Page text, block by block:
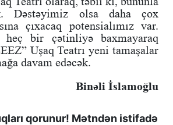
Dəstəyimiz olsa daha çox
çıxacaq potensialımız var.
bir çətinliyə baxmayaraq
Uşaq Teatrı yeni tamaşalar
davam edəcək.
Binəli İslamoğlu
qorunur! Mətndən istifadə